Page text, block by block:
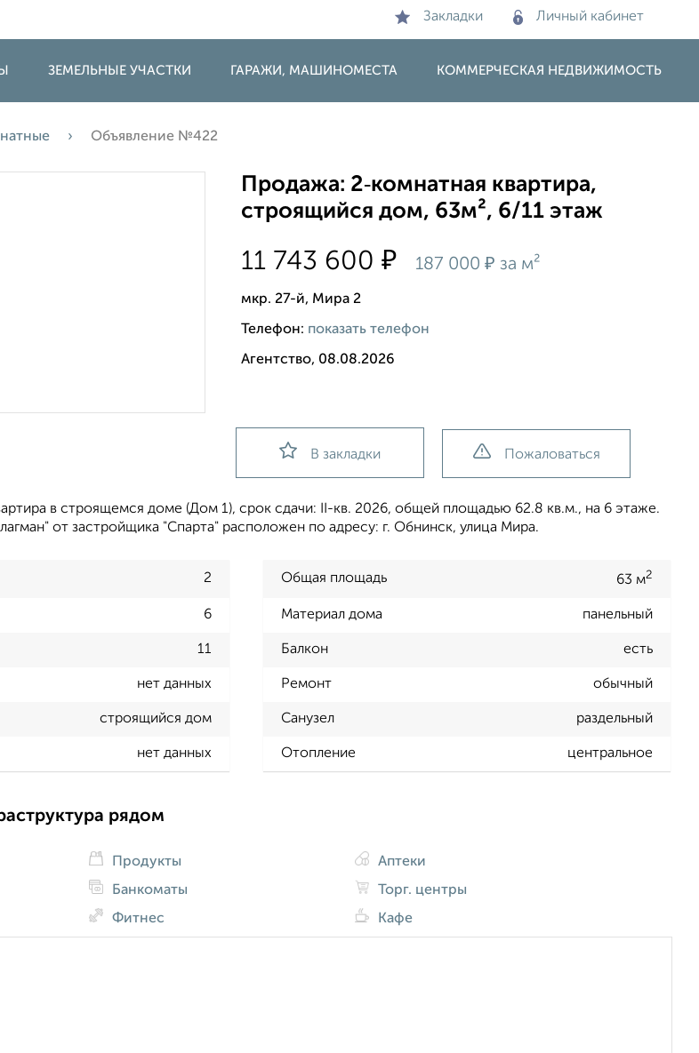
Закладки Личный кабинет
ЗЕМЕЛЬНЫЕ УЧАСТКИ ГАРАЖИ, МАШИНОМЕСТА КОММЕРЧЕСКАЯ НЕДВИЖИМОСТЬ
Объявление №422
Продажа: 2‑комнатная квартира,
строящийся дом, 63м², 6/11 этаж
11 743 600₽ 187 000₽ за м²
мкр. 27-й, Мира 2
Телефон: показать телефон
Агентство, 08.08.2026
В закладки Пожаловаться
в строящемся доме (Дом 1), срок сдачи: II-кв. 2026, общей площадью 62.8 кв.м., на 6 этаже.
от застройщика "Спарта" расположен по адресу: г. Обнинск, улица Мира.
2 Общая площадь 63 м2
6 Материал дома панельный
11 Балкон есть
нет данных Ремонт обычный
строящийся дом Санузел раздельный
нет данных Отопление центральное
рядом
Продукты
Банкоматы
Фитнес
Аптеки
Торг. центры
Кафе